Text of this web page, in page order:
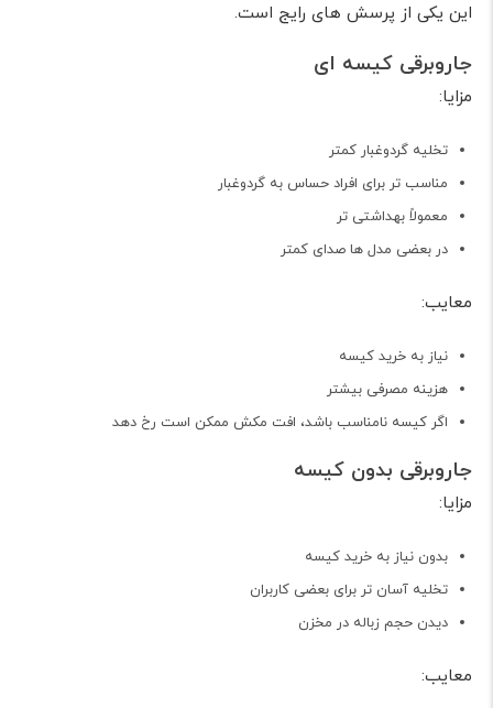
این یکی از پرسش های رایج است.
جاروبرقی کیسه ای
مزایا:
تخلیه گردوغبار کمتر
مناسب تر برای افراد حساس به گردوغبار
معمولاً بهداشتی تر
در بعضی مدل ها صدای کمتر
معایب:
نیاز به خرید کیسه
هزینه مصرفی بیشتر
اگر کیسه نامناسب باشد، افت مکش ممکن است رخ دهد
جاروبرقی بدون کیسه
مزایا:
بدون نیاز به خرید کیسه
تخلیه آسان تر برای بعضی کاربران
دیدن حجم زباله در مخزن
معایب: